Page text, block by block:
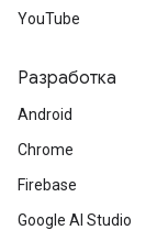
YouTube
Разработка
Android
Chrome
Firebase
Google AI Studio